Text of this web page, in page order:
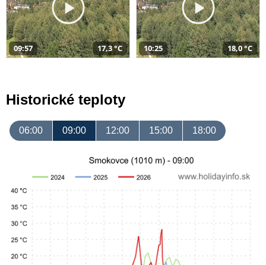
09:57 17,3 °C 10:25 18,0 °C
Historické teploty
06:00 09:00 12:00 15:00 18:00